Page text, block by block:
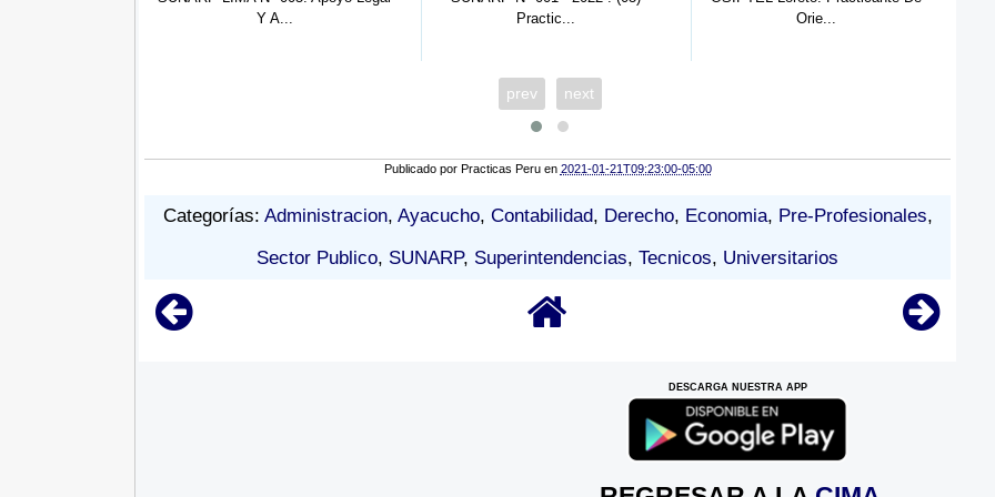
Practic...
Orie...
D...
prev next
Publicado por Practicas Peru en 2021-01-21T09:23:00-05:00
Categorías: Administracion, Ayacucho, Contabilidad, Derecho, Economia, Pre-Profesionales,
Sector Publico, SUNARP, Superintendencias, Tecnicos, Universitarios
DESCARGA NUESTRA APP